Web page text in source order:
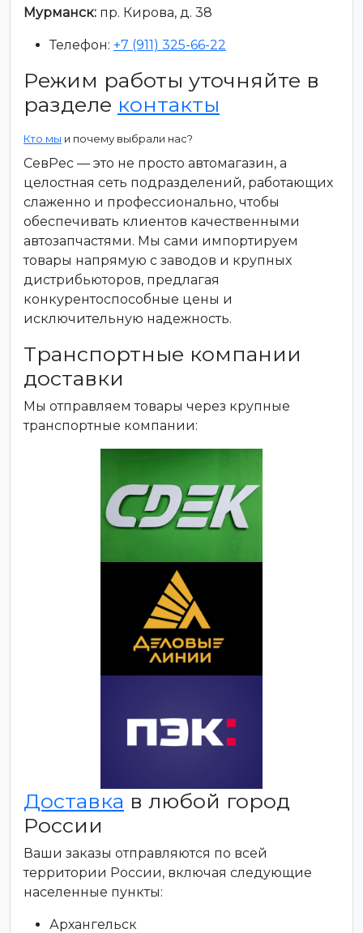
Мурманск: пр. Кирова, д. 38
Телефон: +7 (911) 325-66-22
Режим работы уточняйте в
разделе контакты
Кто мы и почему выбрали нас?
СевРес — это не просто автомагазин, а
целостная сеть подразделений, работающих
слаженно и профессионально, чтобы
обеспечивать клиентов качественными
автозапчастями. Мы сами импортируем
товары напрямую с заводов и крупных
дистрибьюторов, предлагая
конкурентоспособные цены и
исключительную надежность.
Транспортные компании
доставки
Мы отправляем товары через крупные
транспортные компании:
Доставка в любой город
России
Ваши заказы отправляются по всей
территории России, включая следующие
населенные пункты:
Архангельск